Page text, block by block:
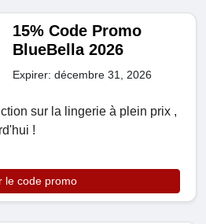
15% Code Promo
BlueBella 2026
Expirer: décembre 31, 2026
sur la lingerie à plein prix ,
!
le code promo